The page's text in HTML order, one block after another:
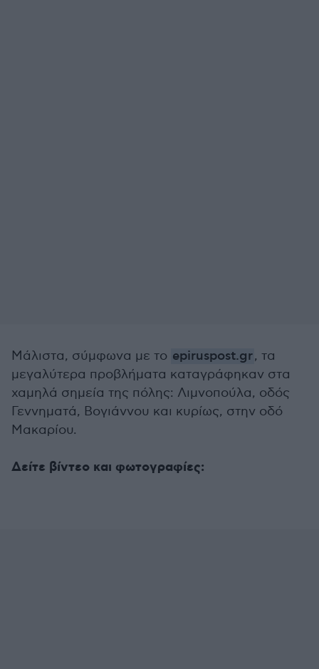
Μάλιστα, σύμφωνα με το epiruspost.gr, τα
μεγαλύτερα προβλήματα καταγράφηκαν στα
χαμηλά σημεία της πόλης: Λιμνοπούλα, οδός
Γεννηματά, Βογιάννου και κυρίως, στην οδό
Μακαρίου.
Δείτε βίντεο και φωτογραφίες: